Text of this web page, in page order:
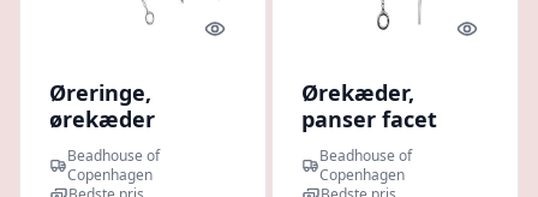
Quick look
Øreringe,
ørekæder
ankerkæde,
sterlingsølv,
Beadhouse of
Copenhagen
Quick
Ørekæder,
panser facet
krog og loddet
øsken,
Beadhouse of
Copenhagen